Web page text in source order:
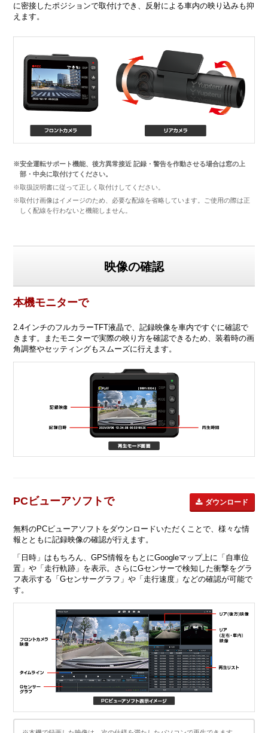
に密接したポジションで取付けでき、反射による車内の映り込みも抑
えます。
※安全運転サポート機能、後方異常接近 記録・警告を作動させる場合は窓の上
部・中央に取付けてください。
※取扱説明書に従って正しく取付けしてください。
※取付け画像はイメージのため、必要な配線を省略しています。ご使用の際は正
しく配線を行わないと機能しません。
映像の確認
本機モニターで
2.4インチのフルカラーTFT液晶で、記録映像を車内ですぐに確認で
きます。またモニターで実際の映り方を確認できるため、装着時の画
角調整やセッティングもスムーズに行えます。
PCビューアソフトで ダウンロード
無料のPCビューアソフトをダウンロードいただくことで、様々な情
報とともに記録映像の確認が行えます。
「日時」はもちろん、GPS情報をもとにGoogleマップ上に「自車位
置」や「走行軌跡」を表示。さらにGセンサーで検知した衝撃をグラ
フ表示する「Gセンサーグラフ」や「走行速度」などの確認が可能で
す。